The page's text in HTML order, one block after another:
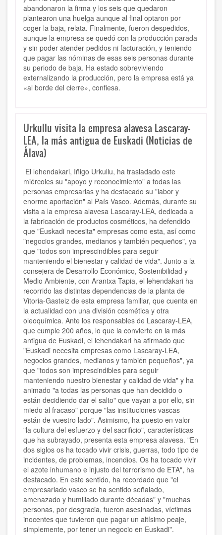
abandonaron la firma y los seis que quedaron
plantearon una huelga aunque al final optaron por
coger la baja, relata. Finalmente, fueron despedidos,
aunque la empresa se quedó con la producción parada
y sin poder atender pedidos ni facturación, y teniendo
que pagar las nóminas de esas seis personas durante
su periodo de baja. Ha estado sobreviviendo
externalizando la producción, pero la empresa está ya
«al borde del cierre», confiesa.
Urkullu visita la empresa alavesa Lascaray-
LEA, la más antigua de Euskadi (Noticias de
Álava)
El lehendakari, Iñigo Urkullu, ha trasladado este
miércoles su "apoyo y reconocimiento" a todas las
personas empresarias y ha destacado su "labor y
enorme aportación" al País Vasco. Además, durante su
visita a la empresa alavesa Lascaray-LEA, dedicada a
la fabricación de productos cosméticos, ha defendido
que "Euskadi necesita" empresas como esta, así como
"negocios grandes, medianos y también pequeños", ya
que "todos son imprescindibles para seguir
manteniendo el bienestar y calidad de vida". Junto a la
consejera de Desarrollo Económico, Sostenibilidad y
Medio Ambiente, con Arantxa Tapia, el lehendakari ha
recorrido las distintas dependencias de la planta de
Vitoria-Gasteiz de esta empresa familiar, que cuenta en
la actualidad con una división cosmética y otra
oleoquímica. Ante los responsables de Lascaray-LEA,
que cumple 200 años, lo que la convierte en la más
antigua de Euskadi, el lehendakari ha afirmado que
"Euskadi necesita empresas como Lascaray-LEA,
negocios grandes, medianos y también pequeños", ya
que "todos son imprescindibles para seguir
manteniendo nuestro bienestar y calidad de vida" y ha
animado "a todas las personas que han decidido o
están decidiendo dar el salto" que vayan a por ello, sin
miedo al fracaso" porque "las instituciones vascas
están de vuestro lado". Asimismo, ha puesto en valor
"la cultura del esfuerzo y del sacrificio", características
que ha subrayado, presenta esta empresa alavesa. "En
dos siglos os ha tocado vivir crisis, guerras, todo tipo de
incidentes, de problemas, incendios. Os ha tocado vivir
el azote inhumano e injusto del terrorismo de ETA", ha
destacado. En este sentido, ha recordado que "el
empresariado vasco se ha sentido señalado,
amenazado y humillado durante décadas" y "muchas
personas, por desgracia, fueron asesinadas, víctimas
inocentes que tuvieron que pagar un altísimo peaje,
simplemente, por tener un negocio en Euskadi".